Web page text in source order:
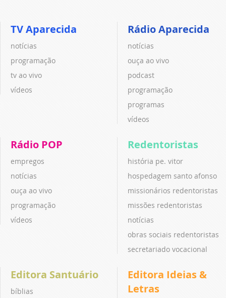
TV Aparecida
notícias
programação
tv ao vivo
vídeos
Rádio Aparecida
notícias
ouça ao vivo
podcast
programação
programas
vídeos
Rádio POP
empregos
notícias
ouça ao vivo
programação
vídeos
Redentoristas
história pe. vitor
hospedagem santo afonso
missionários redentoristas
missões redentoristas
notícias
obras sociais redentoristas
secretariado vocacional
Editora Santuário
bíblias
Editora Ideias &
Letras